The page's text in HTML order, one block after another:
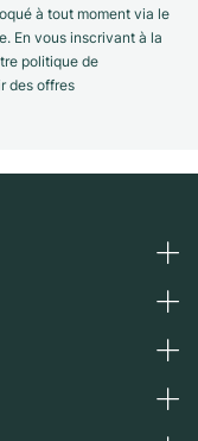
à tout moment via le
En vous inscrivant à la
politique de
des offres